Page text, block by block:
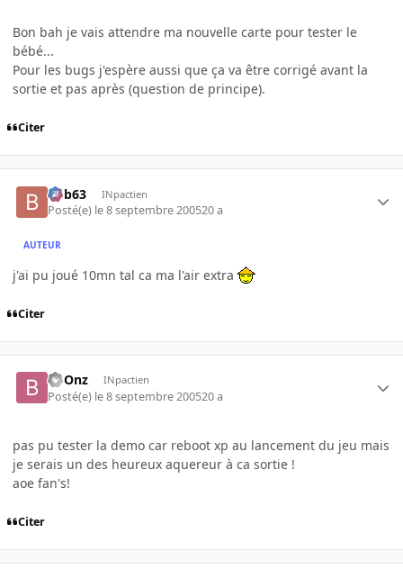
Bon bah je vais attendre ma nouvelle carte pour tester le
bébé...
Pour les bugs j'espère aussi que ça va être corrigé avant la
sortie et pas après (question de principe).
Citer
bob63 INpactien
Posté(e) le 8 septembre 200520 a
AUTEUR
j'ai pu joué 10mn tal ca ma l'air extra
Citer
boOnz INpactien
Posté(e) le 8 septembre 200520 a
pas pu tester la demo car reboot xp au lancement du jeu mais
je serais un des heureux aquereur à ca sortie !
aoe fan's!
Citer